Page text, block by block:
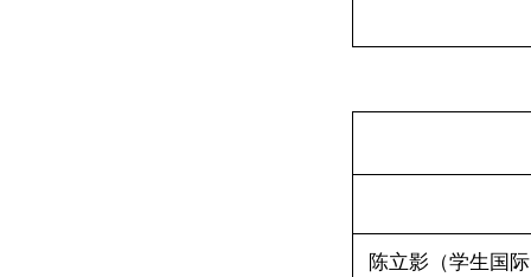
陈立影（学生国际